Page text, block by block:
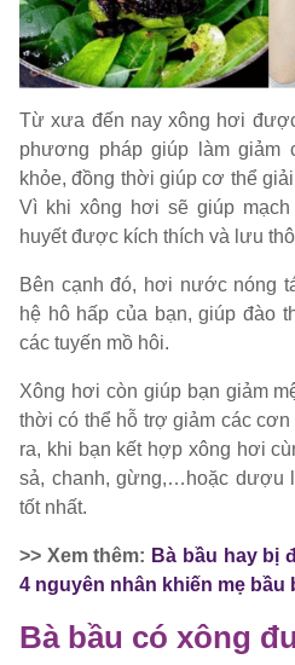
Từ xưa đến nay xông hơi
phương pháp giúp làm giảm
khỏe, đồng thời giúp cơ thể
Vì khi xông hơi sẽ giúp
huyết được kích thích và lưu
Bên cạnh đó, hơi nước nóng
hệ hô hấp của bạn, giúp đào
các tuyến mồ hôi.
Xông hơi còn giúp bạn giảm
thời có thể hỗ trợ giảm các
ra, khi bạn kết hợp xông hơi
sả, chanh, gừng,…hoặc dượu
tốt nhất.
>> Xem thêm: Bà bầu hay bị
4 nguyên nhân khiến mẹ bầu
Bà bầu có xông